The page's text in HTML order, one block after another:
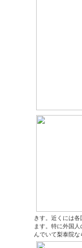
きす。近くには
ます。特に外国
んでいて梨泰院な